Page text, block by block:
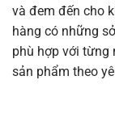
và đem đến cho
hàng có những
phù hợp với từng
sản phẩm theo